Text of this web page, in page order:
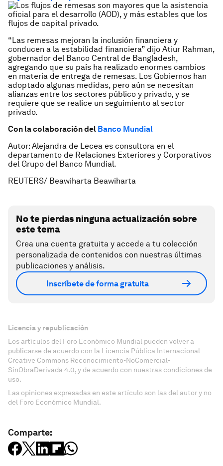
“Las remesas mejoran la inclusión financiera y
conducen a la estabilidad financiera” dijo Atiur Rahman,
gobernador del Banco Central de Bangladesh,
agregando que su país ha realizado enormes cambios
en materia de entrega de remesas. Los Gobiernos han
adoptado algunas medidas, pero aún se necesitan
alianzas entre los sectores público y privado, y se
requiere que se realice un seguimiento al sector
privado.
Con la colaboración del Banco Mundial
Autor: Alejandra de Lecea es consultora en el
departamento de Relaciones Exteriores y Corporativos
del Grupo del Banco Mundial.
REUTERS/ Beawiharta Beawiharta
No te pierdas ninguna actualización sobre
este tema
Crea una cuenta gratuita y accede a tu colección
personalizada de contenidos con nuestras últimas
publicaciones y análisis.
Inscríbete de forma gratuita
Licencia y republicación
Los artículos del Foro Económico Mundial pueden volver a
publicarse de acuerdo con la Licencia Pública Internacional
Creative Commons Reconocimiento-NoComercial-
SinObraDerivada 4.0, y de acuerdo con nuestras condiciones de
uso.
Las opiniones expresadas en este artículo son las del autor y no
del Foro Económico Mundial.
Comparte: